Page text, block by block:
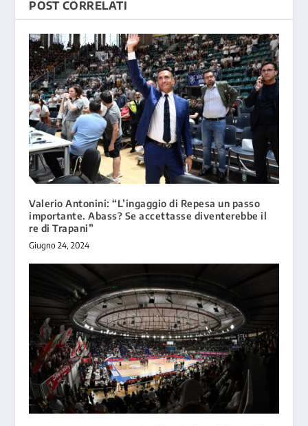
POST CORRELATI
Valerio Antonini: “L’ingaggio di Repesa un passo
importante. Abass? Se accettasse diventerebbe il
re di Trapani”
Giugno 24, 2024